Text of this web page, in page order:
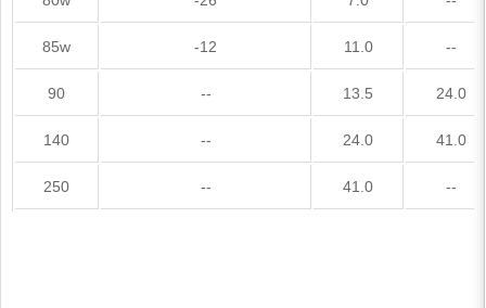
85w -12 11.0 --
90 -- 13.5 24.0
140 -- 24.0 41.0
250 -- 41.0 --